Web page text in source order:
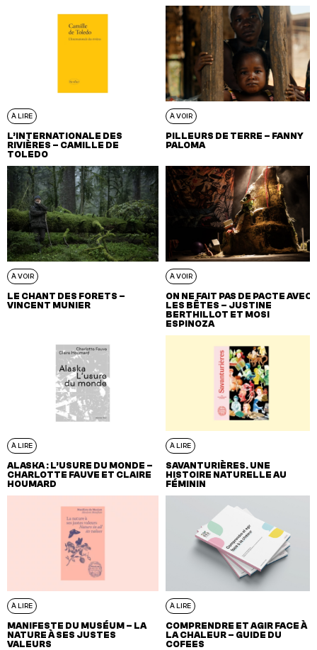
À LIRE
L’INTERNATIONALE DES
RIVIÈRES – CAMILLE DE
TOLEDO
À VOIR
PILLEURS DE TERRE – FANNY
PALOMA
À VOIR
LE CHANT DES FORETS –
VINCENT MUNIER
À VOIR
ON NE FAIT PAS DE PACTE AVEC
LES BÊTES – JUSTINE
BERTHILLOT ET MOSI
ESPINOZA
À LIRE
ALASKA : L’USURE DU MONDE –
CHARLOTTE FAUVE ET CLAIRE
HOUMARD
À LIRE
SAVANTURIÈRES. UNE
HISTOIRE NATURELLE AU
FÉMININ
À LIRE
MANIFESTE DU MUSÉUM – LA
NATURE À SES JUSTES
VALEURS
À LIRE
COMPRENDRE ET AGIR FACE À
LA CHALEUR – GUIDE DU
COFEES